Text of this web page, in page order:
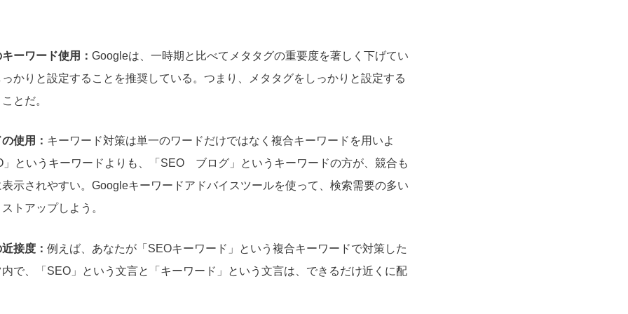
ーワード使用： Googleは、一時期と比べてメタタグの重要度を著しく下げてい
かりと設定することを推奨している。つまり、メタタグをしっかりと設定する
とだ。
使用： キーワード対策は単一のワードだけではなく複合キーワードを用いよ
」というキーワードよりも、「SEO ブログ」というキーワードの方が、競合も
示されやすい。Googleキーワードアドバイスツールを使って、検索需要の多い
トアップしよう。
接度： 例えば、あなたが「SEOキーワード」という複合キーワードで対策した
で、「SEO」という文言と「キーワード」という文言は、できるだけ近くに配